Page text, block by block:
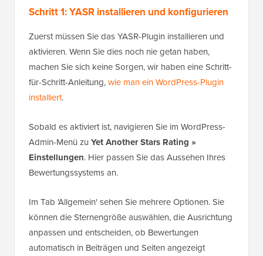
Schritt 1: YASR installieren und konfigurieren
Zuerst müssen Sie das YASR-Plugin installieren und
aktivieren. Wenn Sie dies noch nie getan haben,
machen Sie sich keine Sorgen, wir haben eine Schritt-
für-Schritt-Anleitung,wie man ein WordPress-Plugin
installiert.
Sobald es aktiviert ist, navigieren Sie im WordPress-
Admin-Menü zu Yet Another Stars Rating »
Einstellungen. Hier passen Sie das Aussehen Ihres
Bewertungssystems an.
Im Tab 'Allgemein' sehen Sie mehrere Optionen. Sie
können die Sternengröße auswählen, die Ausrichtung
anpassen und entscheiden, ob Bewertungen
automatisch in Beiträgen und Seiten angezeigt